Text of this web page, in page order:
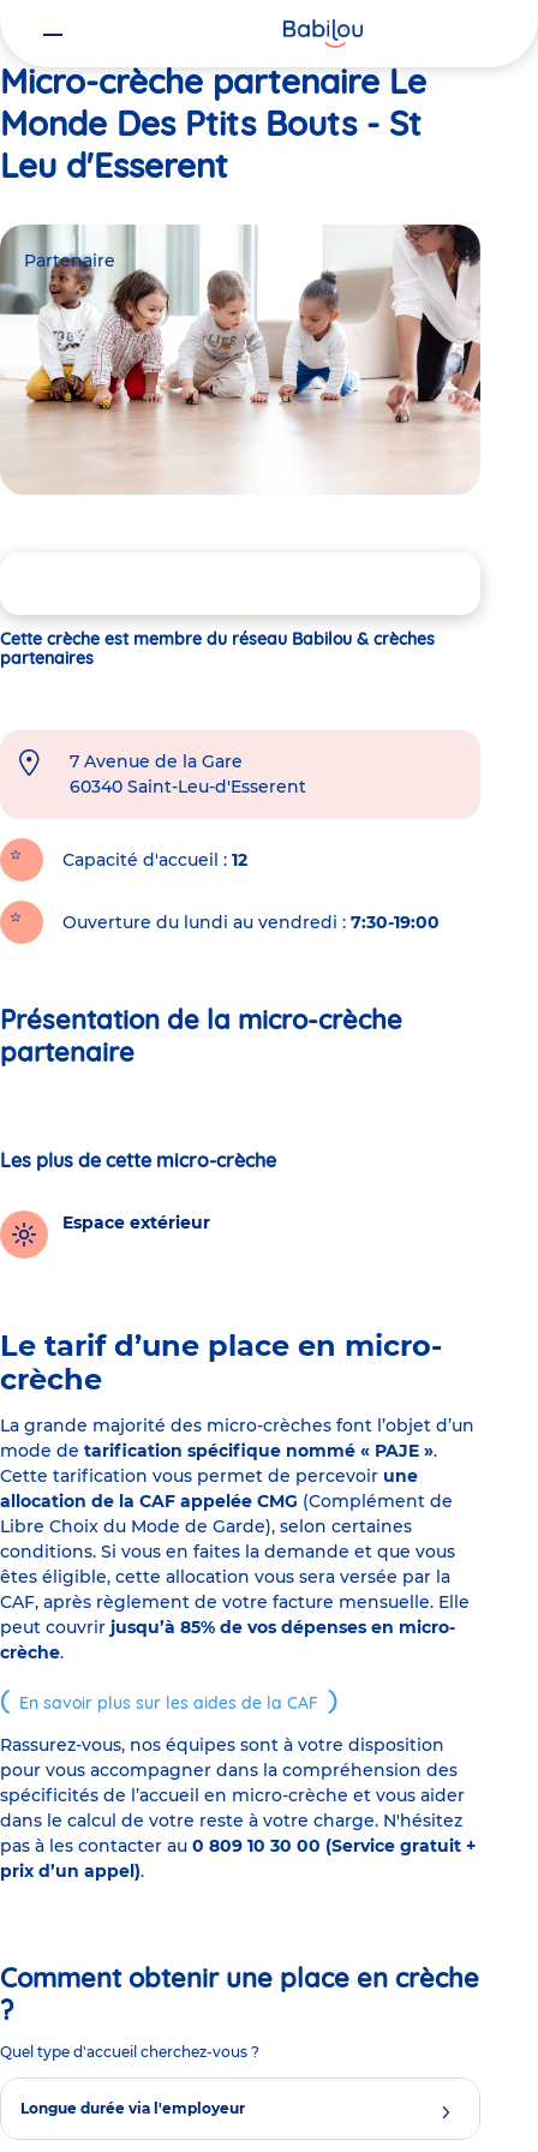
Micro-crèche partenaire Le
Monde Des Ptits Bouts - St
Leu d'Esserent
Partenaire
Cette crèche est membre du réseau Babilou & crèches
partenaires
7 Avenue de la Gare
60340 Saint-Leu-d'Esserent
Capacité d'accueil 12
Ouverture du lundi au vendredi : 7:30-19:00
Présentation de la micro-crèche
partenaire
Les plus de cette micro-crèche
Espace extérieur
Le tarif d’une place en micro-
crèche
La grande majorité des micro-crèches font l’objet d’un
mode de tarification spécifique nommé « PAJE ».
Cette tarification vous permet de percevoir une
allocation de la CAF appelée CMG (Complément de
Libre Choix du Mode de Garde), selon certaines
conditions. Si vous en faites la demande et que vous
êtes éligible, cette allocation vous sera versée par la
CAF, après règlement de votre facture mensuelle. Elle
peut couvrir jusqu’à 85% de vos dépenses en micro-
crèche.
En savoir plus sur les aides de la CAF
Rassurez-vous, nos équipes sont à votre disposition
pour vous accompagner dans la compréhension des
spécificités de l’accueil en micro-crèche et vous aider
dans le calcul de votre reste à votre charge. N'hésitez
pas à les contacter au 0 809 10 30 00 (Service gratuit +
prix d’un appel).
Comment obtenir une place en crèche
?
Quel type d'accueil cherchez-vous ?
Longue durée via l'employeur